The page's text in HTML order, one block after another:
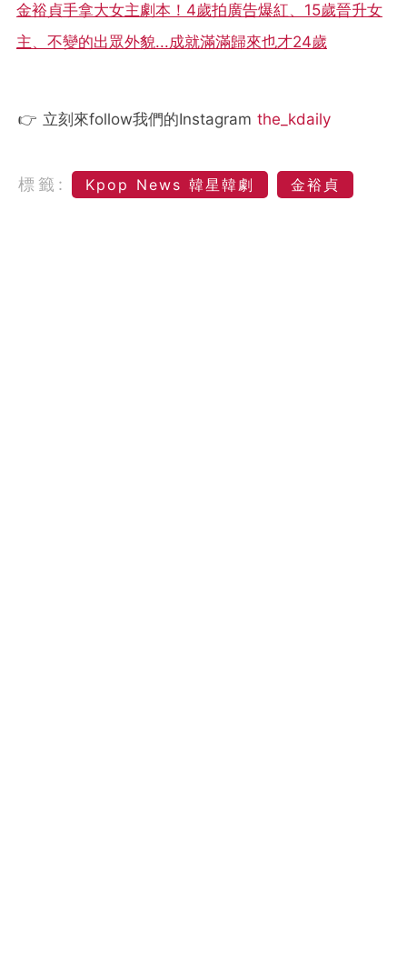
金裕貞手拿大女主劇本！4歲拍廣告爆紅、15歲晉升女
主、不變的出眾外貌...成就滿滿歸來也才24歲
👉 立刻來follow我們的Instagram the_kdaily
標籤: Kpop News 韓星韓劇 金裕貞